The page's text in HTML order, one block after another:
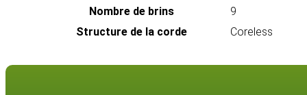
Nombre de brins
9
Structure de la corde
Coreless